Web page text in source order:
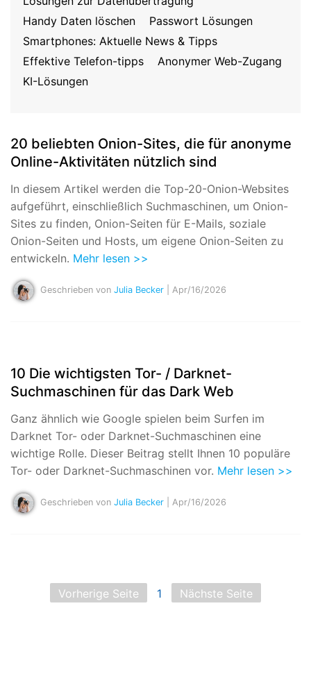
Suchen
Handy Daten löschen
Passwort Lösungen
Smartphones: Aktuelle News & Tipps
Effektive Telefon-tipps
Anonymer Web-Zugang
KI-Lösungen
20 beliebten Onion-Sites, die für anonyme
Online-Aktivitäten nützlich sind
In diesem Artikel werden die Top-20-Onion-Websites
aufgeführt, einschließlich Suchmaschinen, um Onion-
Sites zu finden, Onion-Seiten für E-Mails, soziale
Onion-Seiten und Hosts, um eigene Onion-Seiten zu
entwickeln. Mehr lesen >>
Geschrieben von Julia Becker | Apr/16/2026
10 Die wichtigsten Tor- / Darknet-
Suchmaschinen für das Dark Web
Ganz ähnlich wie Google spielen beim Surfen im
Darknet Tor- oder Darknet-Suchmaschinen eine
wichtige Rolle. Dieser Beitrag stellt Ihnen 10 populäre
Tor- oder Darknet-Suchmaschinen vor. Mehr lesen >>
Geschrieben von Julia Becker | Apr/16/2026
Vorherige Seite 1 Nächste Seite